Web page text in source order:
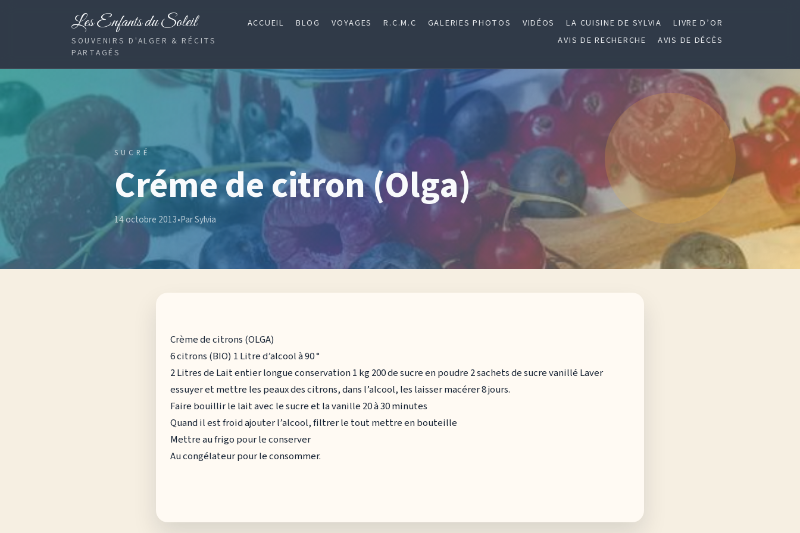
Les Enfants du Soleil
SOUVENIRS D'ALGER & RÉCITS
PARTAGÉS
ACCUEIL BLOG VOYAGES R.C.M.C GALERIES PHOTOS VIDÉOS LA CUISINE DE SYLVIA
LIVRE D’OR
AVIS DE RECHERCHE
AVIS DE DÉCÈS
SUCRÉ
Créme de citron (Olga)
14 octobre 2013•Par Sylvia
Crème de citrons (OLGA)
6 citrons (BIO) 1 Litre d’alcool à 90 °
2 Litres de Lait entier longue conservation 1 kg 200 de sucre en poudre 2 sachets de sucre vanillé Laver
essuyer et mettre les peaux des citrons, dans l’alcool, les laisser macérer 8 jours.
Faire bouillir le lait avec le sucre et la vanille 20 à 30 minutes
Quand il est froid ajouter l’alcool, filtrer le tout mettre en bouteille
Mettre au frigo pour le conserver
Au congélateur pour le consommer.